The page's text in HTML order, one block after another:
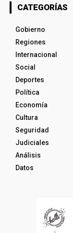
CATEGORÍAS
Gobierno
Regiones
Internacional
Social
Deportes
Política
Economía
Cultura
Seguridad
Judiciales
Análisis
Datos